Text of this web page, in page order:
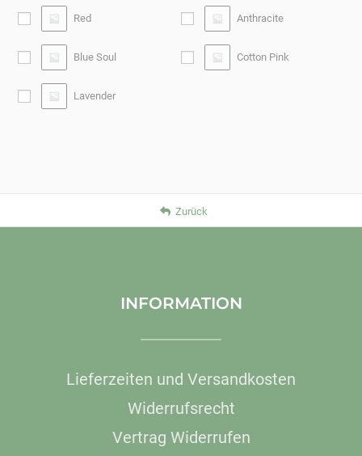
Red Anthracite
Blue Soul Cotton Pink
Lavender
Zurück
INFORMATION
Lieferzeiten und Versandkosten
Widerrufsrecht
Vertrag Widerrufen